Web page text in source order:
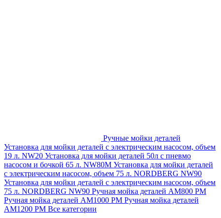
Ручные мойки деталей
Установка для мойки деталей с электрическим насосом, объем
19 л. NW20 Установка для мойки деталей 50л с пневмо
насосом и бочкой 65 л. NW80M Установка для мойки деталей
с электрическим насосом, объем 75 л. NORDBERG NW90
Установка для мойки деталей с электрическим насосом, объем
75 л. NORDBERG NW90 Ручная мойка деталей АМ800 РМ
Ручная мойка деталей АМ1000 РМ Ручная мойка деталей
АМ1200 РМ Все категории